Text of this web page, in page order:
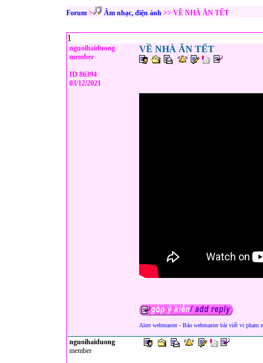
Forum > Âm nhạc, điện ảnh >> VỀ NHÀ ĂN TẾT
1
nguoihaiduong
member
ID 86394
03/12/2021
VỀ NHÀ ĂN TẾT
Alert webmaster - Báo webmaster bài viết vi phạm
nguoihaiduong
member